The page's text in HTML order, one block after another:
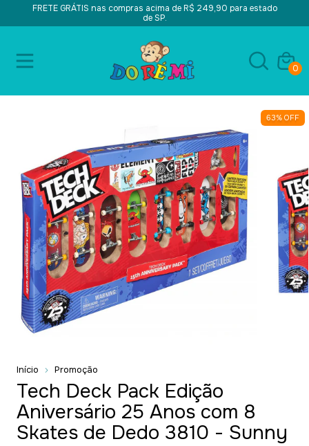
FRETE GRÁTIS nas compras acima de R$ 249,90 para estado
de SP.
0
63% OFF
Início Promoção
Tech Deck Pack Edição
Aniversário 25 Anos com 8
Skates de Dedo 3810 - Sunny